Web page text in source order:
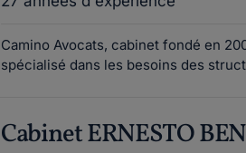
Camino Avocats, cabinet fondé en
spécialisé dans les besoins des
Cabinet ERNESTO